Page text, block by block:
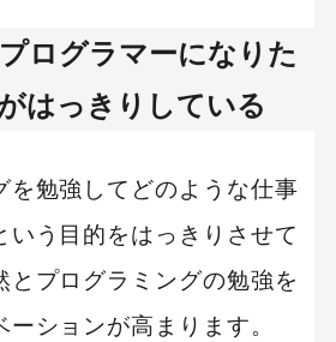
ログラマーになりた
はっきりしている
を勉強してどのような仕事
いう目的をはっきりさせて
とプログラミングの勉強を
ションが高まります。